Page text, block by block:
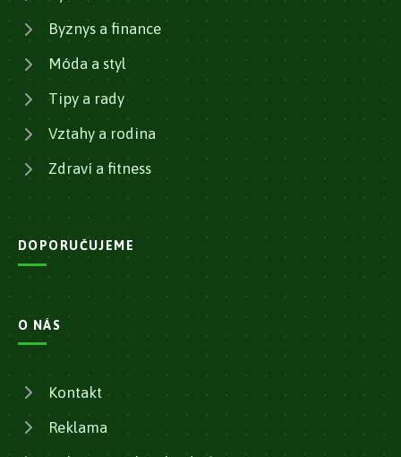
Byznys a finance
Móda a styl
Tipy a rady
Vztahy a rodina
Zdraví a fitness
DOPORUČUJEME
O NÁS
Kontakt
Reklama